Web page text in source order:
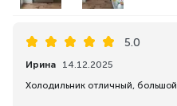
5.0
Ирина
14.12.2025